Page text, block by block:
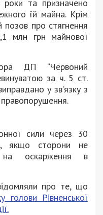
роки та призначено
їй майна. Крім
позов про стягнення
млн грн майнової
ДП “Червоний
за ч. 5 ст.
у зв’язку з
сили через 30
якщо сторони не
на оскарження в
про те, що
голови Рівненської